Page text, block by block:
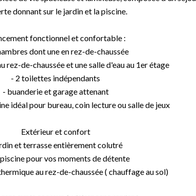
donnant sur le jardin et la piscine.
fonctionnel et confortable :
dont une en rez-de-chaussée
rez-de-chaussée et une salle d'eau au 1er étage
- 2 toilettes indépendants
- buanderie et garage attenant
idéal pour bureau, coin lecture ou salle de jeux
Extérieur et confort
et terrasse entièrement colutré
pour vos moments de détente
au rez-de-chaussée ( chauffage au sol)